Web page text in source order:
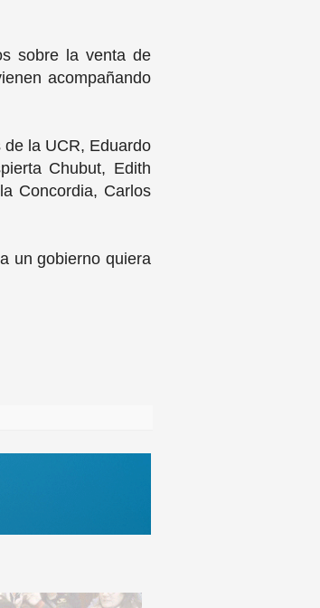
sobre la venta de
acompañando
la UCR, Eduardo
Chubut, Edith
Concordia, Carlos
un gobierno quiera